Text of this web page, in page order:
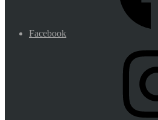
Facebook